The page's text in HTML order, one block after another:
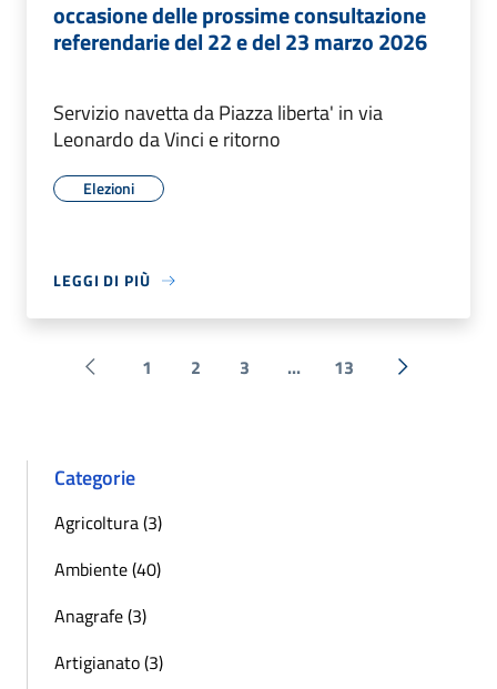
occasione delle prossime consultazione
referendarie del 22 e del 23 marzo 2026
Servizio navetta da Piazza liberta' in via
Leonardo da Vinci e ritorno
Elezioni
LEGGI DI PIÙ
Pagina precedente
1 2 3 ... 13 Successiva
Categorie
Agricoltura (3)
Ambiente (40)
Anagrafe (3)
Artigianato (3)